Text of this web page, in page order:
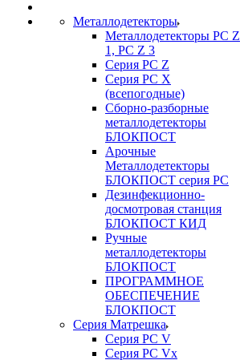
Металлодетекторы
Металлодетекторы РС Z
1, PC Z 3
Серия РС Z
Серия РС X
(всепогодные)
Сборно-разборные
металлодетекторы
БЛОКПОСТ
Арочные
Металлодетекторы
БЛОКПОСТ серия РС
Дезинфекционно-
досмотровая станция
БЛОКПОСТ КИД
Ручные
металлодетекторы
БЛОКПОСТ
ПРОГРАММНОЕ
ОБЕСПЕЧЕНИЕ
БЛОКПОСТ
Серия Матрешка
Серия PC V
Серия PC Vx